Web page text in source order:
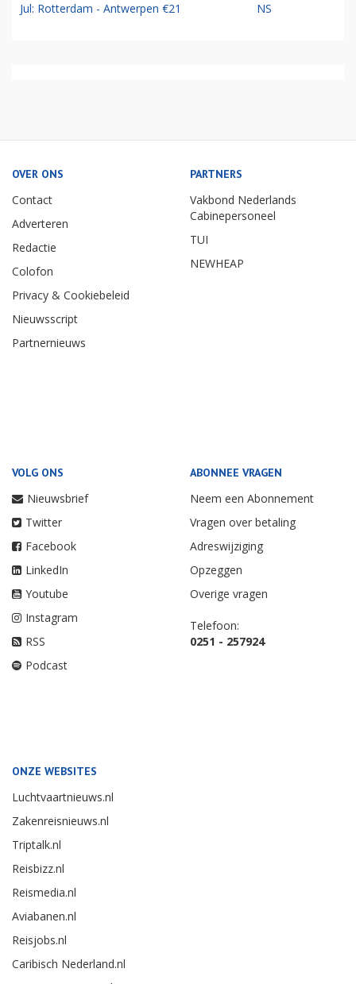
Jul: Rotterdam - Antwerpen €21 NS
OVER ONS
Contact
Adverteren
Redactie
Colofon
Privacy & Cookiebeleid
Nieuwsscript
Partnernieuws
PARTNERS
Vakbond Nederlands
Cabinepersoneel
TUI
NEWHEAP
VOLG ONS
Nieuwsbrief
Twitter
Facebook
LinkedIn
Youtube
Instagram
RSS
Podcast
ABONNEE VRAGEN
Neem een Abonnement
Vragen over betaling
Adreswijziging
Opzeggen
Overige vragen
Telefoon:
0251 - 257924
ONZE WEBSITES
Luchtvaartnieuws.nl
Zakenreisnieuws.nl
Triptalk.nl
Reisbizz.nl
Reismedia.nl
Aviabanen.nl
Reisjobs.nl
Caribisch Nederland.nl